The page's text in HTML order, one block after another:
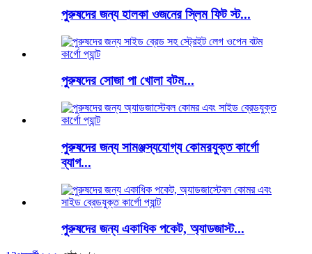
পুরুষদের জন্য হালকা ওজনের স্লিম ফিট স্ট...
পুরুষদের সোজা পা খোলা বটম...
পুরুষদের জন্য সামঞ্জস্যযোগ্য কোমরযুক্ত কার্গো
ব্যাগ...
পুরুষদের জন্য একাধিক পকেট, অ্যাডজাস্ট...